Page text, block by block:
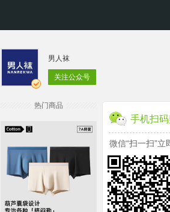
男人袜
关注公众号
热门商品
手机扫
微信“扫一扫”立